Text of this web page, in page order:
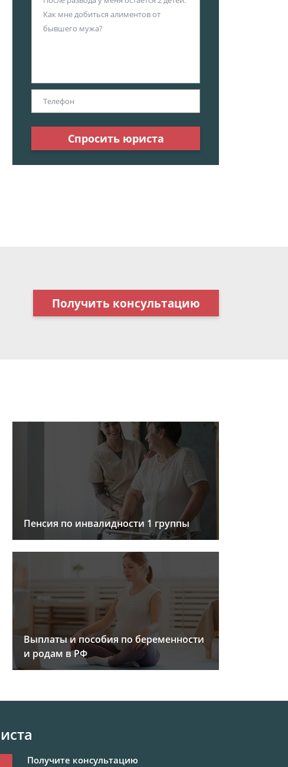
Спросить юриста
Получить консультацию
Пенсия по инвалидности 1 группы
Выплаты и пособия по беременности
и родам в РФ
Получите консультацию